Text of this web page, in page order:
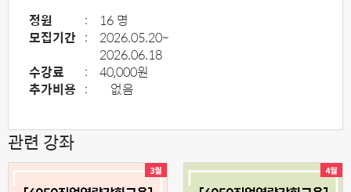
정원 :
16 명
모집기간 :
2026.05.20~
2026.06.18
수강료
:
40,000원
추가비용 : 없음
관련 강좌